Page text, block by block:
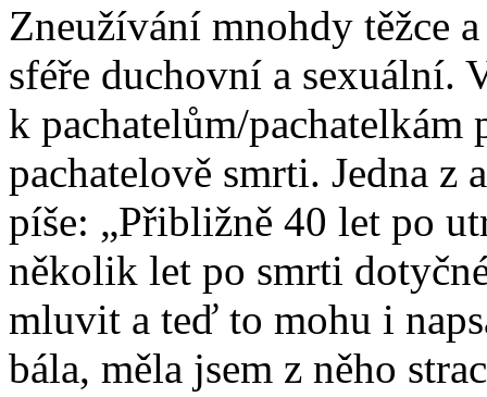
Zneužívání mnohdy těžce
sféře duchovní a sexuální.
k pachatelům/
pachatelově smrti. Jedna
píše: „Přibližně 40 let po
několik let po smrti
mluvit a teď to mohu i
bála, měla jsem z něho